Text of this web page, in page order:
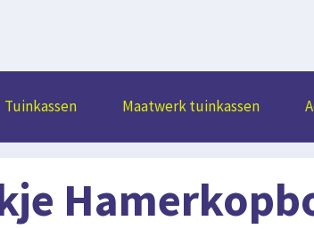
Tuinkassen Maatwerk tuinkassen